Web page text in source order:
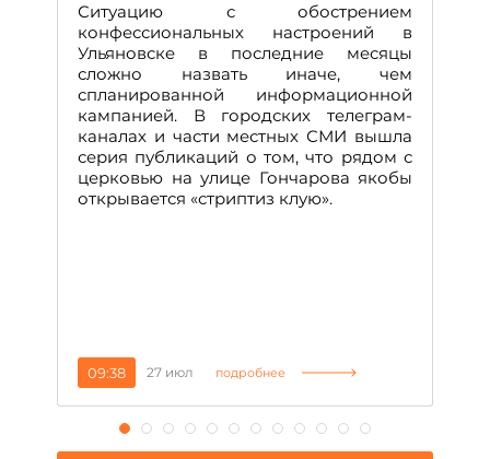
Ситуацию с обострением
конфессиональных настроений в
Ульяновске в последние месяцы
сложно назвать иначе, чем
спланированной информационной
кампанией. В городских телеграм-
каналах и части местных СМИ вышла
серия публикаций о том, что рядом с
церковью на улице Гончарова якобы
открывается «стриптиз клую».
09:38 27 июл подробнее